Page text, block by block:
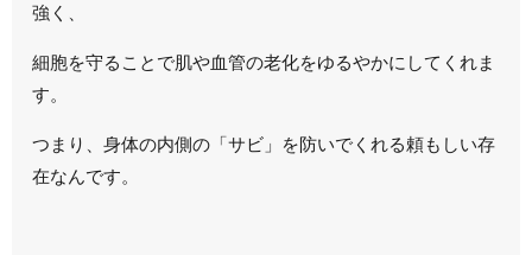
強く、
細胞を守ることで肌や血管の老化をゆるやかにしてくれま
す。
つまり、身体の内側の「サビ」を防いでくれる頼もしい存
在なんです。